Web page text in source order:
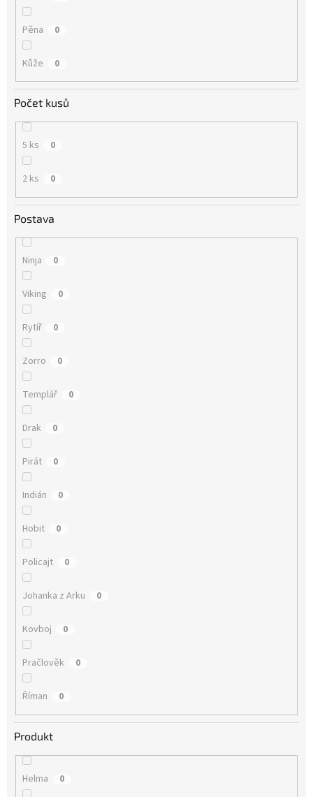
Pěna 0
Kůže 0
Počet kusů
5 ks 0
2 ks 0
Postava
Ninja 0
Viking 0
Rytíř 0
Zorro 0
Templář 0
Drak 0
Pirát 0
Indián 0
Hobit 0
Policajt 0
Johanka z Arku 0
Kovboj 0
Pračlověk 0
Říman 0
Produkt
Helma 0